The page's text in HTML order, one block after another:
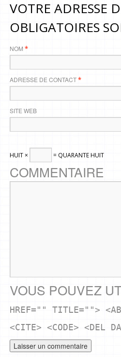
VOTRE ADRESSE
OBLIGATOIRES
NOM *
ADRESSE DE CONTACT*
SITE WEB
HUIT × = QUARANTE HUIT
COMMENTAIRE
VOUS POUVEZ
HREF="" TITLE="">
<CITE> <CODE> <DEL